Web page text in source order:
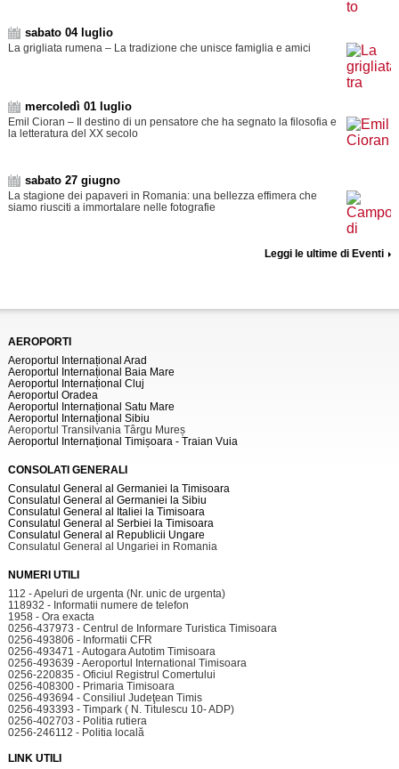
sabato 04 luglio
La grigliata rumena – La tradizione che unisce famiglia e amici
mercoledì 01 luglio
Emil Cioran – Il destino di un pensatore che ha segnato la filosofia e
la letteratura del XX secolo
sabato 27 giugno
La stagione dei papaveri in Romania: una bellezza effimera che
siamo riusciti a immortalare nelle fotografie
Leggi le ultime di Eventi
AEROPORTI
Aeroportul Internațional Arad
Aeroportul Internațional Baia Mare
Aeroportul Internațional Cluj
Aeroportul Oradea
Aeroportul Internațional Satu Mare
Aeroportul Internațional Sibiu
Aeroportul Transilvania Târgu Mureș
Aeroportul Internațional Timișoara - Traian Vuia
CONSOLATI GENERALI
Consulatul General al Germaniei la Timisoara
Consulatul General al Germaniei la Sibiu
Consulatul General al Italiei la Timisoara
Consulatul General al Serbiei la Timisoara
Consulatul General al Republicii Ungare
Consulatul General al Ungariei in Romania
NUMERI UTILI
112 - Apeluri de urgenta (Nr. unic de urgenta)
118932 - Informatii numere de telefon
1958 - Ora exacta
0256-437973 - Centrul de Informare Turistica Timisoara
0256-493806 - Informatii CFR
0256-493471 - Autogara Autotim Timisoara
0256-493639 - Aeroportul International Timisoara
0256-220835 - Oficiul Registrul Comertului
0256-408300 - Primaria Timisoara
0256-493694 - Consiliul Judeţean Timis
0256-493393 - Timpark ( N. Titulescu 10- ADP)
0256-402703 - Politia rutiera
0256-246112 - Politia locală
LINK UTILI